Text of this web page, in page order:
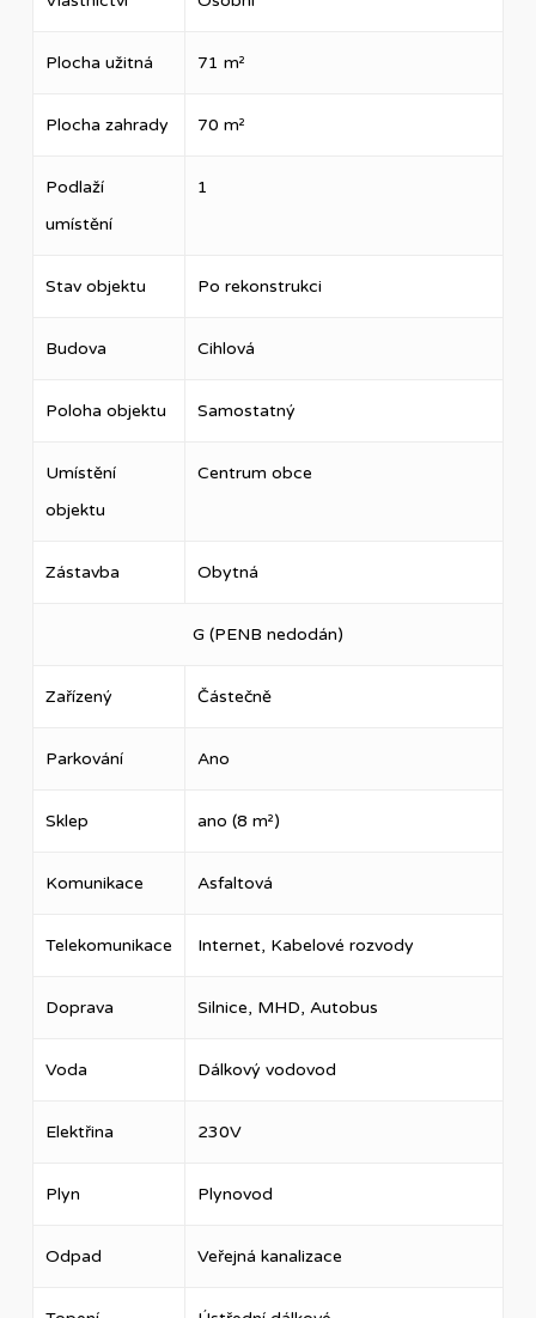
Plocha užitná 71 m²
Plocha zahrady 70 m²
Podlaží
umístění
1
Stav objektu Po rekonstrukci
Budova Cihlová
Poloha objektu Samostatný
Umístění
objektu
Centrum obce
Zástavba Obytná
G (PENB nedodán)
Zařízený Částečně
Parkování Ano
Sklep ano (8 m²)
Komunikace Asfaltová
Telekomunikace Internet, Kabelové rozvody
Doprava Silnice, MHD, Autobus
Voda Dálkový vodovod
Elektřina 230V
Plyn Plynovod
Odpad Veřejná kanalizace